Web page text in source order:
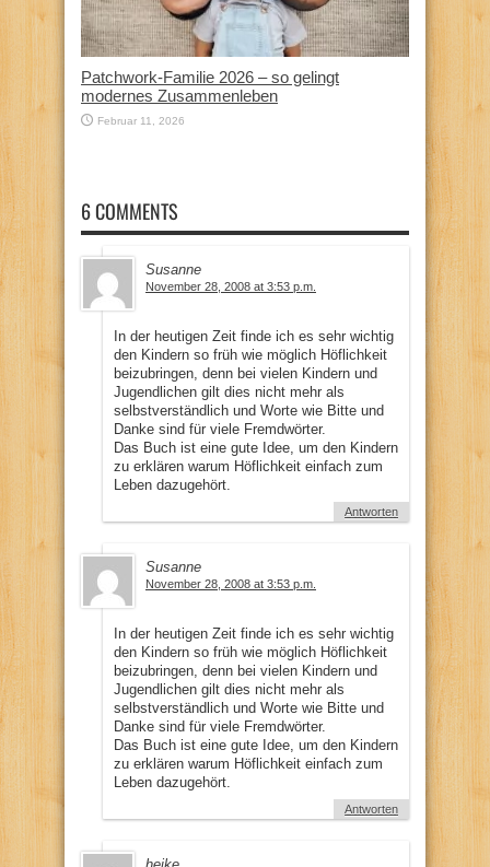
Patchwork-Familie 2026 – so gelingt
modernes Zusammenleben
Februar 11, 2026
6 COMMENTS
Susanne
November 28, 2008 at 3:53 p.m.
In der heutigen Zeit finde ich es sehr wichtig
den Kindern so früh wie möglich Höflichkeit
beizubringen, denn bei vielen Kindern und
Jugendlichen gilt dies nicht mehr als
selbstverständlich und Worte wie Bitte und
Danke sind für viele Fremdwörter.
Das Buch ist eine gute Idee, um den Kindern
zu erklären warum Höflichkeit einfach zum
Leben dazugehört.
Antworten
Susanne
November 28, 2008 at 3:53 p.m.
In der heutigen Zeit finde ich es sehr wichtig
den Kindern so früh wie möglich Höflichkeit
beizubringen, denn bei vielen Kindern und
Jugendlichen gilt dies nicht mehr als
selbstverständlich und Worte wie Bitte und
Danke sind für viele Fremdwörter.
Das Buch ist eine gute Idee, um den Kindern
zu erklären warum Höflichkeit einfach zum
Leben dazugehört.
Antworten